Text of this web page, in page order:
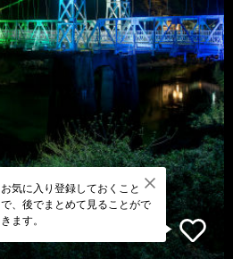
お気に入り登録しておくこと
で、後でまとめて見ることがで
きます。